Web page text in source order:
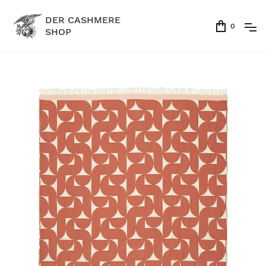
DER CASHMERE
SHOP
0